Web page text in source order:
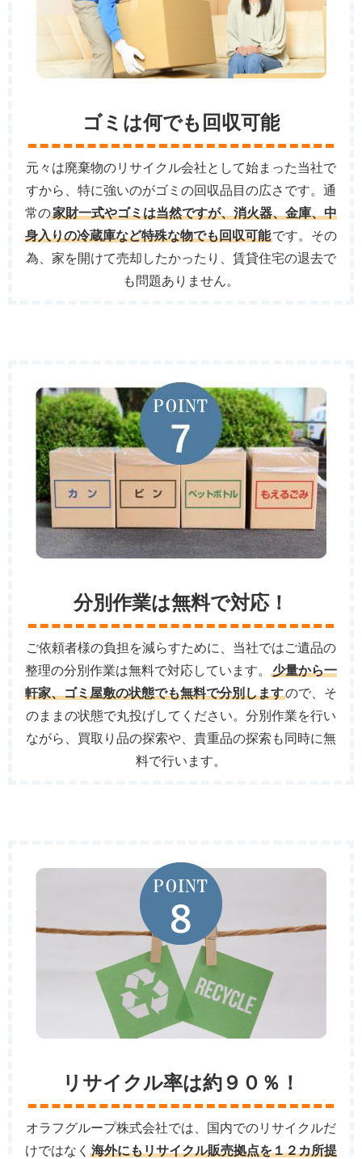
ゴミは何でも回収可能
元々は廃棄物のリサイクル会社として始まった当社で
すから、特に強いのがゴミの回収品目の広さです。通
常の家財一式やゴミは当然ですが、消火器、金庫、中
身入りの冷蔵庫など特殊な物でも回収可能です。その
為、家を開けて売却したかったり、賃貸住宅の退去で
も問題ありません。
分別作業は無料で対応！
ご依頼者様の負担を減らすために、当社ではご遺品の
整理の分別作業は無料で対応しています。
少量から一
軒家、ゴミ屋敷の状態でも無料で分別しますので、そ
のままの状態で丸投げしてください。分別作業を行い
ながら、買取り品の探索や、貴重品の探索も同時に無
料で行います。
リサイクル率は約９０％！
オラフグループ株式会社では、国内でのリサイクルだ
けではなく海外にもリサイクル販売拠点を１２カ所提